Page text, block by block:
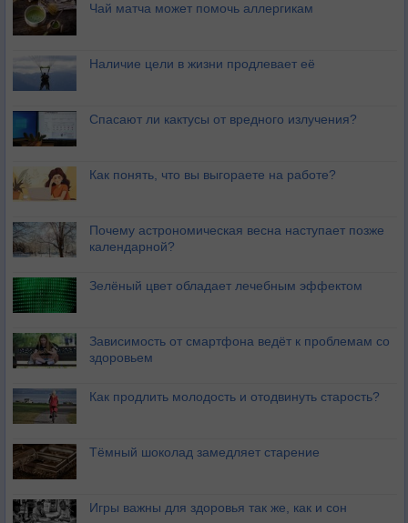
Чай матча может помочь аллергикам
Наличие цели в жизни продлевает её
Спасают ли кактусы от вредного излучения?
Как понять, что вы выгораете на работе?
Почему астрономическая весна наступает позже
календарной?
Зелёный цвет обладает лечебным эффектом
Зависимость от смартфона ведёт к проблемам со
здоровьем
Как продлить молодость и отодвинуть старость?
Тёмный шоколад замедляет старение
Игры важны для здоровья так же, как и сон